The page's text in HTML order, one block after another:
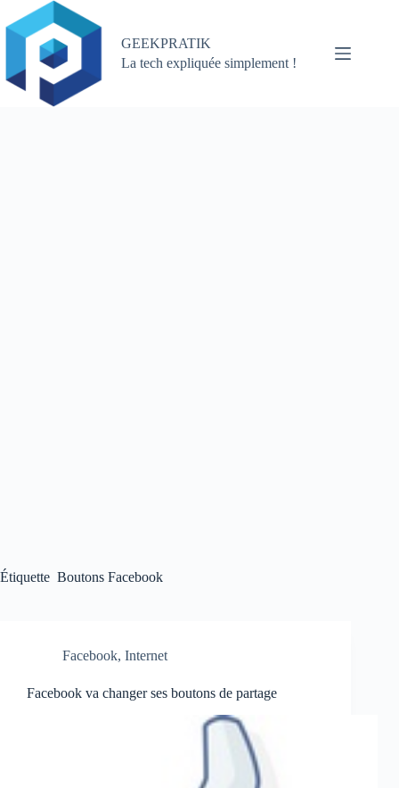
au
contenu
GEEKPRATIK
La tech expliquée simplement !
Étiquette Boutons Facebook
Facebook, Internet
Facebook va changer ses boutons de partage